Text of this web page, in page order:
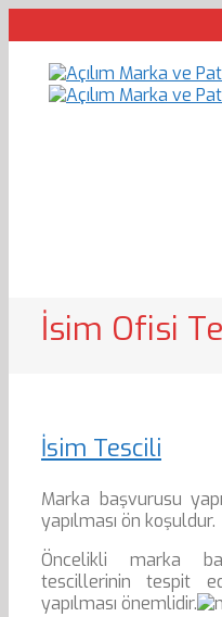
İsim Ofisi
İsim Tescili
Marka başvurusu
yapılması ön koşuldur.
Öncelikli marka
tescillerinin tespit
yapılması önemlidir.